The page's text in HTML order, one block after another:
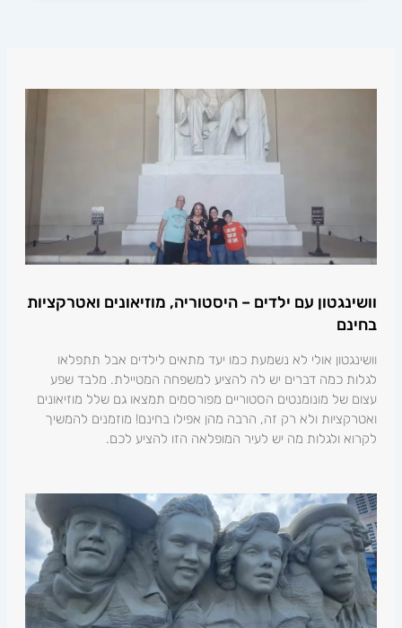
פוסטים אחרונים
וושינגטון עם ילדים – היסטוריה, מוזיאונים ואטרקציות
בחינם
וושינגטון אולי לא נשמעת כמו יעד מתאים לילדים אבל תתפלאו
לגלות כמה דברים יש לה להציע למשפחה המטיילת. מלבד שפע
עצום של מונומנטים הסטוריים מפורסמים תמצאו גם שלל מוזיאונים
ואטרקציות ולא רק זה, הרבה מהן אפילו בחינם! מוזמנים להמשיך
לקרוא ולגלות מה יש לעיר המופלאה הזו להציע לכם.